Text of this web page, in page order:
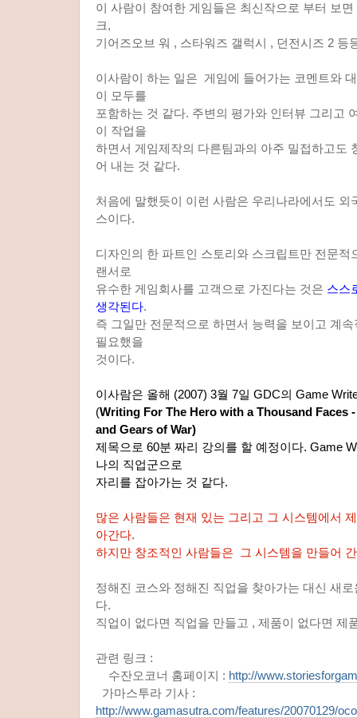
이 사람이 참여한 게임들은 최신작으로 부터 보
크,
기어즈오브 워 , 스타워즈 갤럭시 , 던전시즈 2 등
이사람이 하는 일은 게임에 들어가는 코멘트와
이 모두를
포함하는 것 같다. 주변의 평가와 인터뷰 그리고
이 작업을
하면서 게임제작의 다른팀과의 아주 밀접하고도
어 내는 것 같다.
처음에 말했듯이 이런 사람은 우리나라에서도 외
스이다.
디자인의 한 파트인 스토리와 스크립트만 전문적
랜서로
유수한 게임회사를 고객으로 가진다는 것은 스스
생각된다.
즉 그일만 전문적으로 하면서 능력을 보이고 계
필요했을
것이다.
이사람은 올해 (2007) 3월 7일 GDC의 Game
(Writing For The Hero with a Thousand Faces
and Gears of War)
제목으로 60분 짜리 강의를 할 예정이다. Game
나의 직업군으로
자리를 잡아가는 것 같다.
많은 사람들은 현재 있는 그리고 그 시스템에서
아간다.
하지만 창조적인 사람들은 그 시스템을 만들어
정해진 코스와 정해진 직업을 찾아가는 대신 새
다.
직업이 없다면 직업을 만들고 , 제품이 없다면 제
관련 링크 :
수잔오코너 홈페이지 : http://
가마스투라 기사 :
http://www.gamasutra.com/features/20070129/